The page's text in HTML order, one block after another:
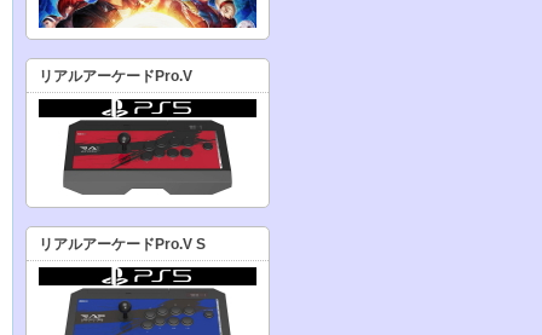
リアルアーケードPro.V
リアルアーケードPro.V S